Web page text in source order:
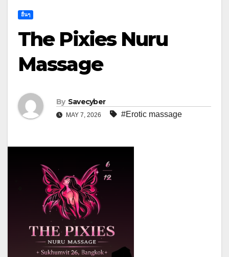
อื่นๆ
The Pixies Nuru
Massage
By Savecyber
MAY 7, 2026 #Erotic massage